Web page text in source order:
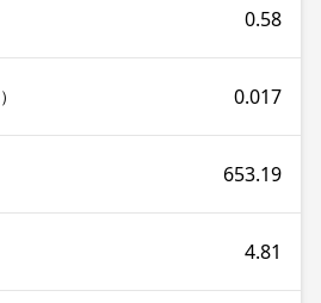
0.58
0.017
653.19
4.81